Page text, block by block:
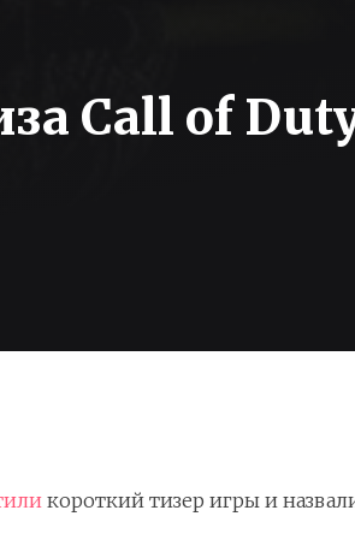
Call of
короткий тизер игры и